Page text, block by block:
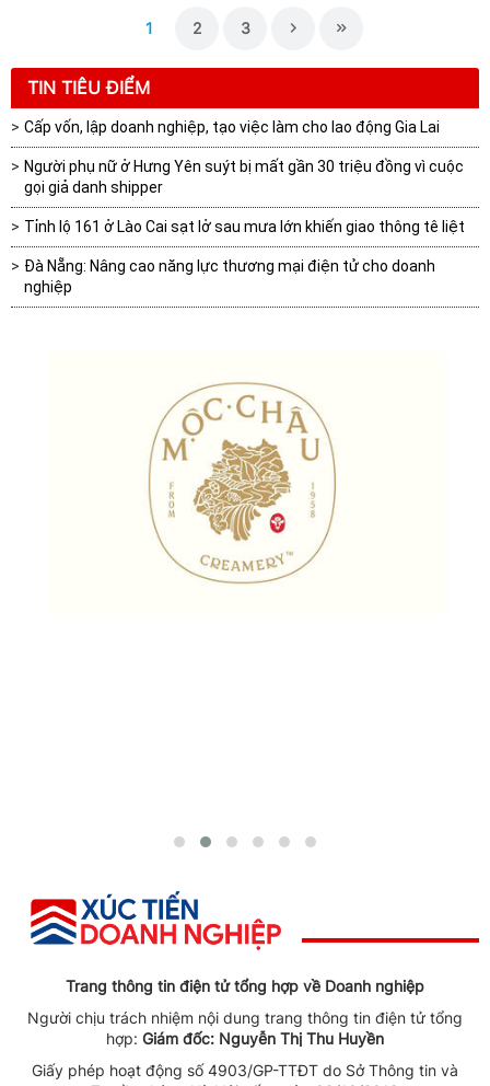
1 2 3
TIN TIÊU ĐIỂM
Cấp vốn, lập doanh nghiệp, tạo việc làm cho lao động Gia Lai
Người phụ nữ ở Hưng Yên suýt bị mất gần 30 triệu đồng vì cuộc
gọi giả danh shipper
Tỉnh lộ 161 ở Lào Cai sạt lở sau mưa lớn khiến giao thông tê liệt
Đà Nẵng: Nâng cao năng lực thương mại điện tử cho doanh
nghiệp
Trang thông tin điện tử tổng hợp về Doanh nghiệp
Người chịu trách nhiệm nội dung trang thông tin điện tử tổng
hợp: Giám đốc: Nguyễn Thị Thu Huyền
Giấy phép hoạt động số 4903/GP-TTĐT do Sở Thông tin và